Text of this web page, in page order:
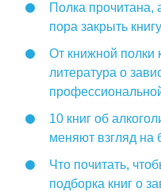
Полка прочитана,
пора закрыть
От книжной полки
литература о
10 книг об
меняют взгляд на
Что почитать,
подборка книг о